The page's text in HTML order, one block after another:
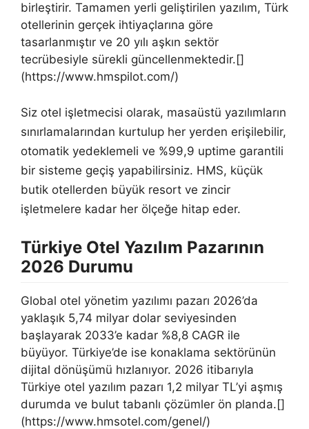
birleştirir. Tamamen yerli geliştirilen yazılım, Türk
otellerinin gerçek ihtiyaçlarına göre
tasarlanmıştır ve 20 yılı aşkın sektör
tecrübesiyle sürekli güncellenmektedir.[]
(https://www.hmspilot.com/)
Siz otel işletmecisi olarak, masaüstü yazılımların
sınırlamalarından kurtulup her yerden erişilebilir,
otomatik yedeklemeli ve %99,9 uptime garantili
bir sisteme geçiş yapabilirsiniz. HMS, küçük
butik otellerden büyük resort ve zincir
işletmelere kadar her ölçeğe hitap eder.
Türkiye Otel Yazılım Pazarının
2026 Durumu
Global otel yönetim yazılımı pazarı 2026’da
yaklaşık 5,74 milyar dolar seviyesinden
başlayarak 2033’e kadar %8,8 CAGR ile
büyüyor. Türkiye’de ise konaklama sektörünün
dijital dönüşümü hızlanıyor. 2026 itibarıyla
Türkiye otel yazılım pazarı 1,2 milyar TL’yi aşmış
durumda ve bulut tabanlı çözümler ön planda.[]
(https://www.hmsotel.com/genel/)